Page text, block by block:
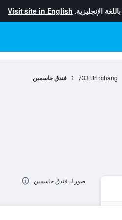
الإنجليزية. Visit site in English
Brinchang
733 فندق جاسمين
صور لـ فندق جاسمين